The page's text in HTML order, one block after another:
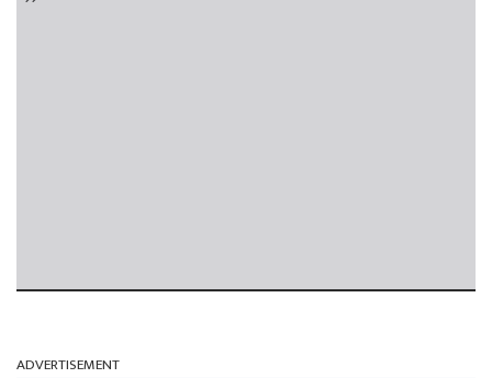
ADVERTISEMENT